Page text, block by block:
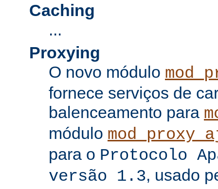
Caching
...
Proxying
O novo módulo
fornece serviços de
balenceamento para
módulo
para o Protocolo
versão 1.3, usado